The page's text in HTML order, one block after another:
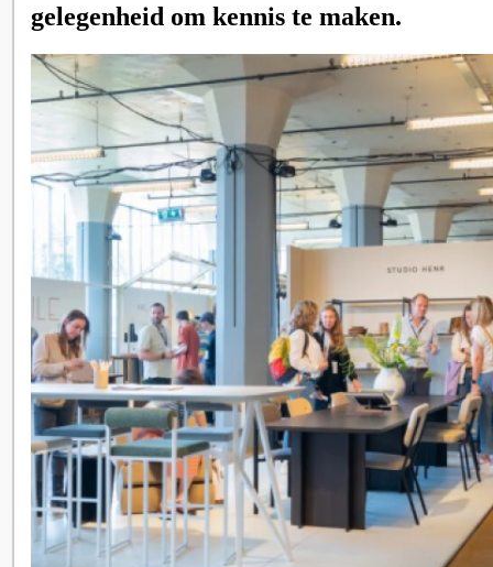
gelegenheid om kennis te maken.